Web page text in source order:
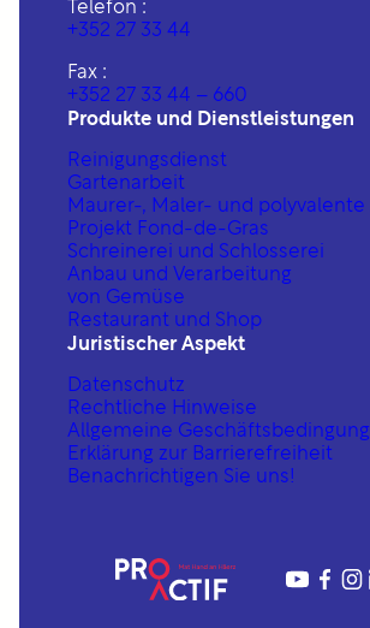
Telefon :
+352 27 33 44
Fax :
+352 27 33 44 – 660
Produkte und Dienstleistungen
Reinigungsdienst
Gartenarbeit
Maurer-, Maler- und
Projekt Fond-de-Gras
Schreinerei und Schlosserei
Anbau und Verarbeitung
von Gemüse
Restaurant und Shop
Juristischer Aspekt
Datenschutz
Rechtliche Hinweise
Allgemeine
Erklärung zur Barrierefreiheit
Benachrichtigen Sie uns!